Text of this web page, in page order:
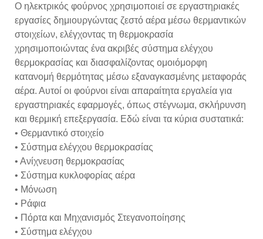
Ο ηλεκτρικός φούρνος χρησιμοποιεί σε εργαστηριακές
εργασίες δημιουργώντας ζεστό αέρα μέσω θερμαντικών
στοιχείων, ελέγχοντας τη θερμοκρασία
χρησιμοποιώντας ένα ακριβές σύστημα ελέγχου
θερμοκρασίας και διασφαλίζοντας ομοιόμορφη
κατανομή θερμότητας μέσω εξαναγκασμένης μεταφοράς
αέρα. Αυτοί οι φούρνοι είναι απαραίτητα εργαλεία για
εργαστηριακές εφαρμογές, όπως στέγνωμα, σκλήρυνση
και θερμική επεξεργασία. Εδώ είναι τα κύρια συστατικά:
• Θερμαντικό στοιχείο
• Σύστημα ελέγχου θερμοκρασίας
• Ανίχνευση θερμοκρασίας
• Σύστημα κυκλοφορίας αέρα
• Μόνωση
• Ράφια
• Πόρτα και Μηχανισμός Στεγανοποίησης
• Σύστημα ελέγχου